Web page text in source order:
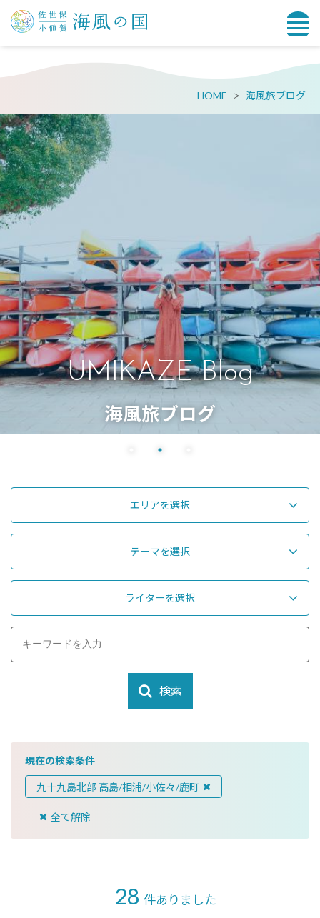
HOME 海風旅ブログ
UMIKAZE Blog
海風旅ブログ
エリアを選択
テーマを選択
ライターを選択
検索
現在の検索条件
九十九島北部 高島/相浦/小佐々/鹿町
全て解除
28 件ありました